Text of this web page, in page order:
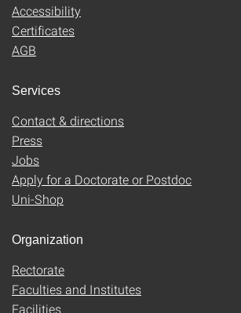
Accessibility
Certificates
AGB
Services
Contact & directions
Press
Jobs
Apply for a Doctorate or Postdoc
Uni-Shop
Organization
Rectorate
Faculties and Institutes
Facilities